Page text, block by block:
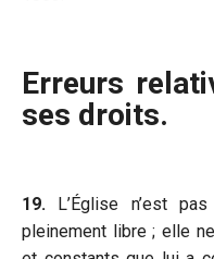
Erreurs
ses droits.
19. L’Église n’est
pleinement libre ; elle